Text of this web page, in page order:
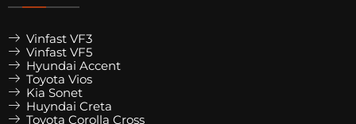
Vinfast VF3
Vinfast VF5
Hyundai Accent
Toyota Vios
Kia Sonet
Huyndai Creta
Toyota Corolla Cross